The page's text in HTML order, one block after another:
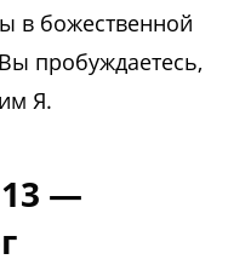
в божественной
пробуждаетесь,
Я.
—